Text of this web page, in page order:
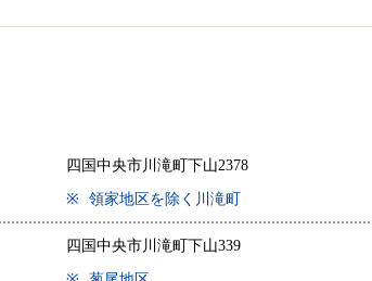
四国中央市川滝町下山2378
※
領家地区を除く川滝町
四国中央市川滝町下山339